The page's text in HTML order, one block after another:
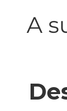
A